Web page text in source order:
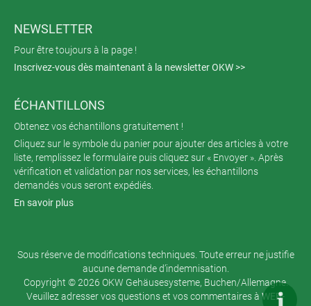
NEWSLETTER
Pour être toujours à la page !
Inscrivez-vous dès maintenant à la newsletter OKW >>
ÉCHANTILLONS
Obtenez vos échantillons gratuitement !
Cliquez sur le symbole du panier pour ajouter des articles à votre
liste, remplissez le formulaire puis cliquez sur « Envoyer ». Après
vérification et validation par nos services, les échantillons
demandés vous seront expédiés.
En savoir plus
Sous réserve de modifications techniques. Toute erreur ne justifie
aucune demande d’indemnisation.
Copyright © 2026 OKW Gehäusesysteme, Buchen/Allemagne.
Veuillez adresser vos questions et vos commentaires à WEB-